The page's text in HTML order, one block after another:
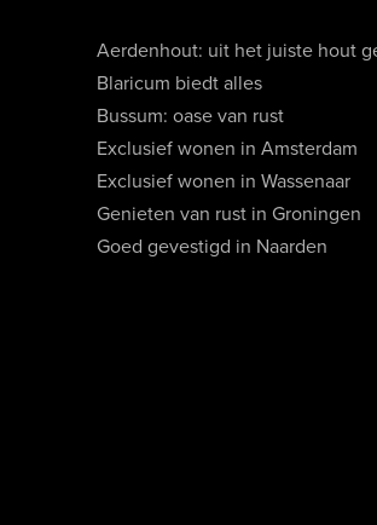
Aerdenhout: uit het juiste hout
Blaricum biedt alles
Bussum: oase van rust
Exclusief wonen in Amsterdam
Exclusief wonen in Wassenaar
Genieten van rust in Groningen
Goed gevestigd in Naarden